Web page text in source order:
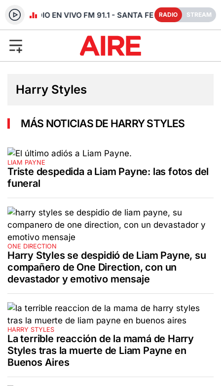
RADIO EN VIVO FM 91.1 - SANTA FE RADIO STREAM
Harry Styles
MÁS NOTICIAS DE HARRY STYLES
LIAM PAYNE
Triste despedida a Liam Payne: las fotos del
funeral
ONE DIRECTION
Harry Styles se despidió de Liam Payne, su
compañero de One Direction, con un
devastador y emotivo mensaje
HARRY STYLES
La terrible reacción de la mamá de Harry
Styles tras la muerte de Liam Payne en
Buenos Aires